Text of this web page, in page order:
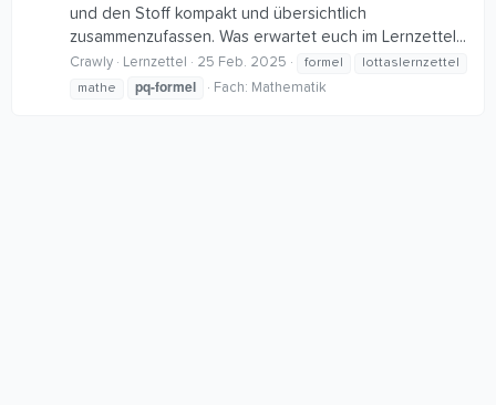
und den Stoff kompakt und übersichtlich
zusammenzufassen. Was erwartet euch im Lernzettel...
Crawly Lernzettel 25 Feb. 2025 formel
lottaslernzettel
mathe
pq-formel Fach: Mathematik